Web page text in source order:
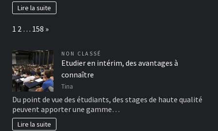
Lire la suite
Page:
1 2 … 158 Next
»
NON CLASSÉ
Etudier en intérim, des avantages à
connaître
Tina
Du point de vue des étudiants, des stages de haute qualité
peuvent apporter une gamme…
Lire la suite